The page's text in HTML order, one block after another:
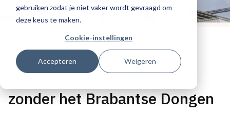
gebruiken zodat je niet vaker wordt gevraagd om
deze keus te maken.
Cookie-instellingen
Accepteren Weigeren
promotioneel,duurzaamheid
Gepubliceerd op: 18 september 2025
Dit frisdrankmerk kan niet
zonder het Brabantse Dongen